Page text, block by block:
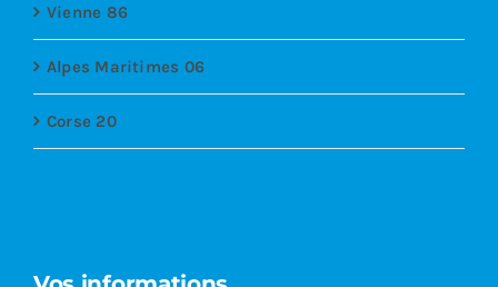
Vienne 86
Alpes Maritimes 06
Corse 20